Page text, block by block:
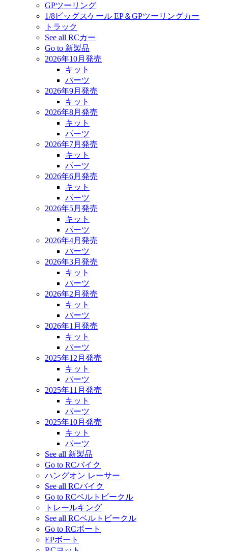
GPツーリング
1/8ビッグスケール EP＆GPツーリングカー
トラック
See all RCカー
Go to 新製品
2026年10月発売
キット
パーツ
2026年9月発売
キット
2026年8月発売
キット
パーツ
2026年7月発売
キット
パーツ
2026年6月発売
キット
パーツ
2026年5月発売
キット
パーツ
2026年4月発売
パーツ
2026年3月発売
キット
パーツ
2026年2月発売
キット
パーツ
2026年1月発売
キット
パーツ
2025年12月発売
キット
パーツ
2025年11月発売
キット
パーツ
2025年10月発売
キット
パーツ
See all 新製品
Go to RCバイク
ハングオン レーサー
See all RCバイク
Go to RCベルトビークル
トレールキング
See all RCベルトビークル
Go to RCボート
EPボート